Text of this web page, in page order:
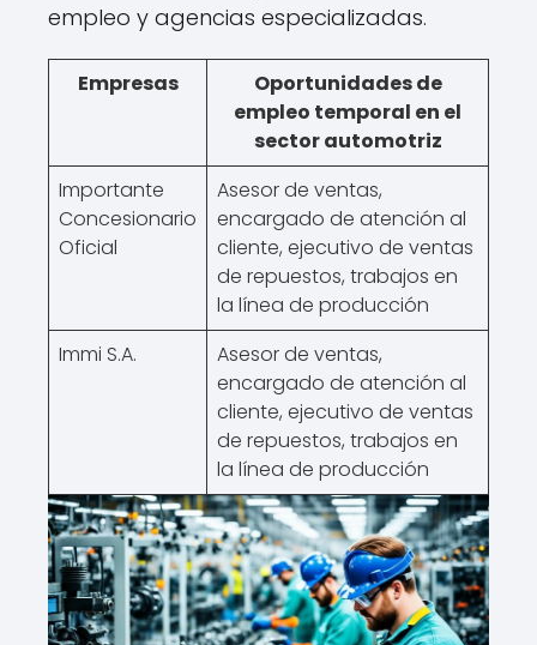
empleo y agencias especializadas.
Empresas
Oportunidades de
empleo temporal en el
sector automotriz
Importante
Concesionario
Oficial
Asesor de ventas,
encargado de atención al
cliente, ejecutivo de ventas
de repuestos, trabajos en
la línea de producción
Immi S.A.
Asesor de ventas,
encargado de atención al
cliente, ejecutivo de ventas
de repuestos, trabajos en
la línea de producción